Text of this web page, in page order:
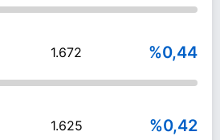
1.672 %0,44
1.625 %0,42